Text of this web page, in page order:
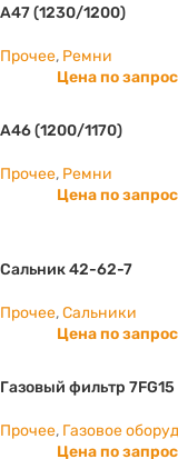
А47 (1230/1200)
Прочее, Ремни
Цена по
А46 (1200/1170)
Прочее, Ремни
Цена по
Сальник 42-62-7
Прочее,Сальники
Цена по
Газовый фильтр 7FG15
Прочее, Газовое
Цена по